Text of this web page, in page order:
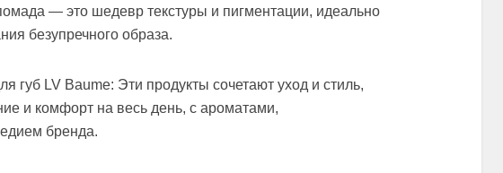
— это шедевр текстуры и пигментации, идеально
безупречного образа.
губ LV Baume: Эти продукты сочетают уход и стиль,
и комфорт на весь день, с ароматами,
бренда.